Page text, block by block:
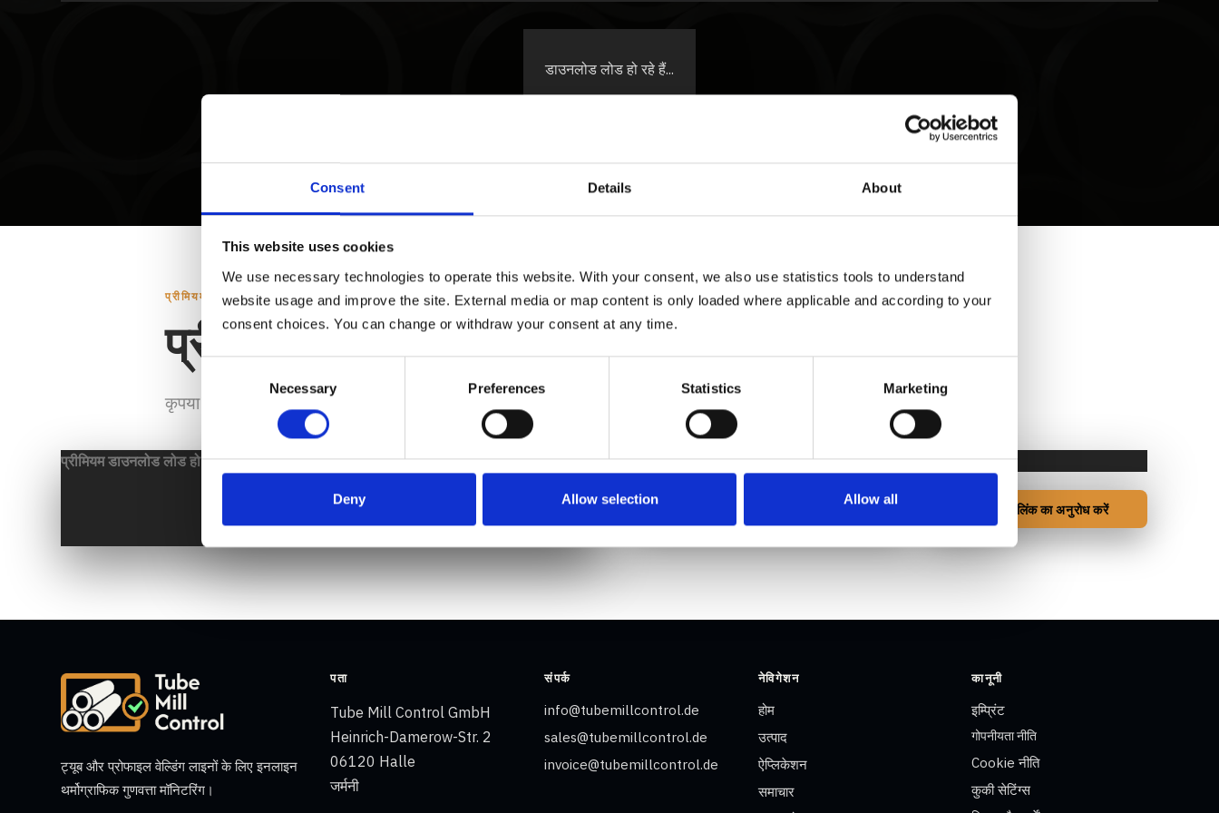
Consent Details About
This website uses cookies
We use necessary technologies to operate this website. With your consent, we also use statistics tools to understand
website usage and improve the site. External media or map content is only loaded where applicable and according to your
consent choices. You can change or withdraw your consent at any time.
Necessary Preferences Statistics Marketing
Deny Allow selection Allow all
डाउनलोड लोड हो रहे हैं...
प्रीमियम डाउनलोड
प्रीमियम डाउनलोड
कृपया आवश्यक दस्तावेज चुनें और अपना व्यावसायिक ईमेल पता दर्ज करें। अनुरोध की समीक्षा के बाद TMC आपको डाउनलोड लिंक भेजेगा।
प्रीमियम डाउनलोड लोड हो रहे हैं... अनुरोधित दस्तावेज
प्रीमियम डाउनलोड लोड हो रहे हैं...
व्यावसायिक ईमेल पता
डाउनलोड लिंक का अनुरोध करें
ट्यूब और प्रोफाइल वेल्डिंग लाइनों के लिए इनलाइन
थर्मोग्राफिक गुणवत्ता मॉनिटरिंग।
पता
Tube Mill Control GmbH
Heinrich-Damerow-Str. 2
06120 Halle
जर्मनी
संपर्क
info@tubemillcontrol.de
sales@tubemillcontrol.de
invoice@tubemillcontrol.de
नेविगेशन
होम
उत्पाद
ऐप्लिकेशन
समाचार
कानूनी
इम्प्रिंट
गोपनीयता नीति
Cookie नीति
कुकी सेटिंग्स